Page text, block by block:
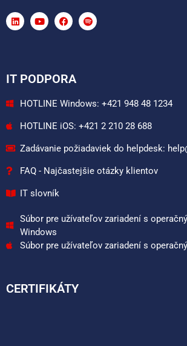
IT PODPORA
HOTLINE Windows: +421 948 48 1234
HOTLINE iOS: +421 2 210 28 688
Zadávanie požiadaviek do helpdesk:
FAQ - Najčastejšie otázky klientov
IT slovník
Súbor pre užívateľov zariadení s
Windows
Súbor pre užívateľov zariadení s
CERTIFIKÁTY